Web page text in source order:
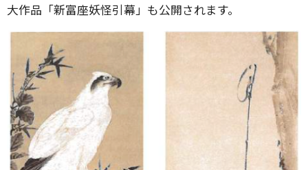
大作品「新富座妖怪引幕」も公開されます。